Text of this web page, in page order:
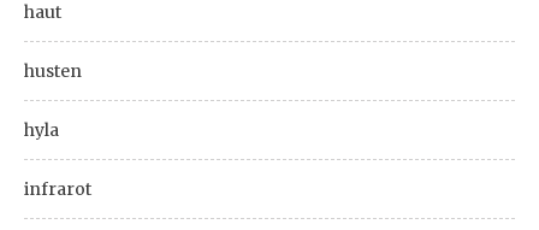
haut
husten
hyla
infrarot